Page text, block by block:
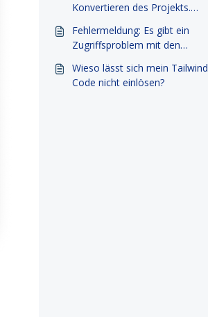
Konvertieren des Projekts.
Fehlermeldung: Es gibt ein
Zugriffsproblem mit den
benötigten Ordnern
Wieso lässt sich mein Tailwind
Code nicht einlösen?